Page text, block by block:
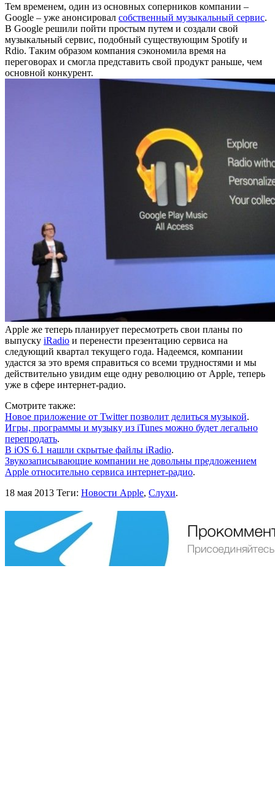
Тем временем, один из основных соперников компании –
Google – уже анонсировал собственный музыкальный сервис.
В Google решили пойти простым путем и создали свой
музыкальный сервис, подобный существующим Spotify и
Rdio. Таким образом компания сэкономила время на
переговорах и смогла представить свой продукт раньше, чем
основной конкурент.
Apple же теперь планирует пересмотреть свои планы по
выпуску iRadio и перенести презентацию сервиса на
следующий квартал текущего года. Надеемся, компании
удастся за это время справиться со всеми трудностями и мы
действительно увидим еще одну революцию от Apple, теперь
уже в сфере интернет-радио.
Смотрите также:
Новое приложение от Twitter позволит делиться музыкой.
Игры, программы и музыку из iTunes можно будет легально
перепродать.
В iOS 6.1 нашли скрытые файлы iRadio.
Звукозаписывающие компании не довольны предложением
Apple относительно сервиса интернет-радио.
18 мая 2013 Теги: Новости Apple, Слухи.